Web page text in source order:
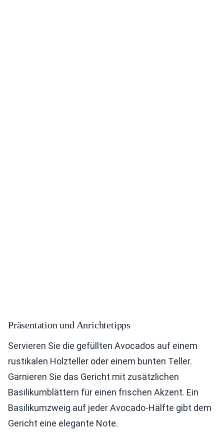
Präsentation und Anrichtetipps
Servieren Sie die gefüllten Avocados auf einem
rustikalen Holzteller oder einem bunten Teller.
Garnieren Sie das Gericht mit zusätzlichen
Basilikumblättern für einen frischen Akzent. Ein
Basilikumzweig auf jeder Avocado-Hälfte gibt dem
Gericht eine elegante Note.